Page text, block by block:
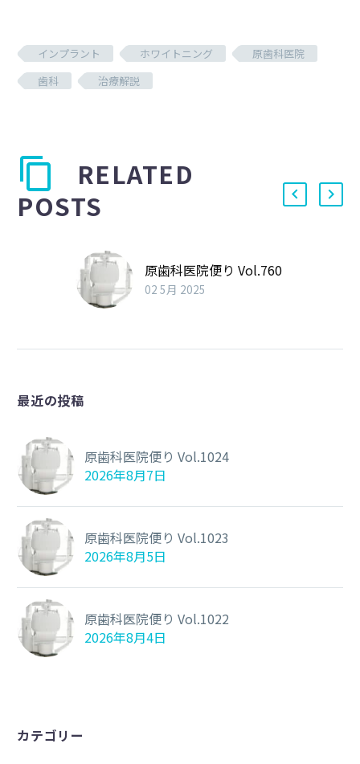
インプラント ホワイトニング
原歯科医院
歯科
治療解説
RELATED
POSTS
原歯科医院便り Vol.760
02 5月 2025
最近の投稿
原歯科医院便り Vol.1024
2026年8月7日
原歯科医院便り Vol.1023
2026年8月5日
原歯科医院便り Vol.1022
2026年8月4日
カテゴリー